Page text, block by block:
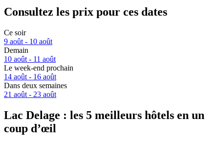
Consultez les prix pour ces dates
Ce soir
9 août - 10 août
Demain
10 août - 11 août
Le week-end prochain
14 août - 16 août
Dans deux semaines
21 août - 23 août
Lac Delage : les 5 meilleurs hôtels en un
coup d’œil